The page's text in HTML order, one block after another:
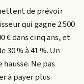
de prévoir
qui gagne 2 500
€ dans cinq ans, et
% à 41 %. Un
Ne pas
à payer plus